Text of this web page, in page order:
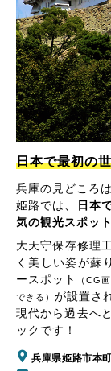
日本で最初の
兵庫の見どころ
姫路では、
日本
気の観光スポット
大天守保存修理
く美しい姿が蘇
ースポット
（CG
できる） が設置さ
現代から過去へ
ックです！
兵庫県姫路市本